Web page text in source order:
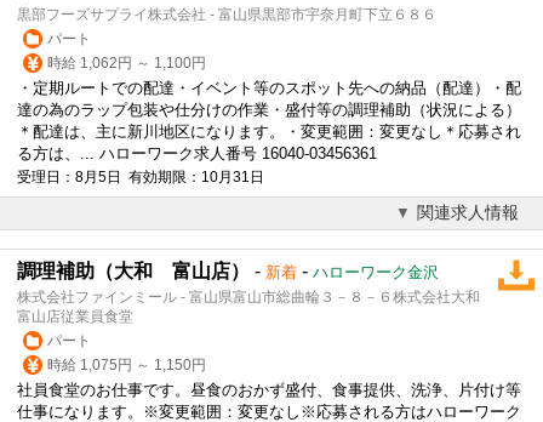
黒部フーズサプライ株式会社 - 富山県黒部市宇奈月町下立６８６
パート
時給 1,062円 ～ 1,100円
・定期ルートでの配達・イベント等のスポット先への納品（配達）・配
達の為のラップ包装や仕分けの作業・盛付等の調理補助 （状況による）
＊配達は、主に新川地区になります。・変更範囲：変更なし＊応募され
る方は、... ハローワーク求人番号 16040-03456361
受理日：8月5日 有効期限：10月31日
関連求人情報
調理補助（大和 富山店） - 新着 - ハローワーク金沢
株式会社ファインミール - 富山県富山市総曲輪３－８－６株式会社大和
富山店従業員食堂
パート
時給 1,075円 ～ 1,150円
社員食堂のお仕事です。昼食のおかず盛付、食事提供、洗浄、片付け等
仕事になります。※変更範囲：変更なし※応募される方はハローワーク